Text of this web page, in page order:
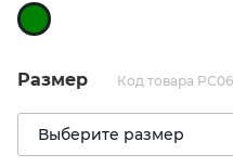
Размер Код товара